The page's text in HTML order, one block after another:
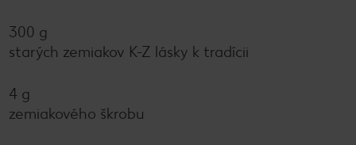
300 g
starých zemiakov K-Z lásky k tradícii
4 g
zemiakového škrobu